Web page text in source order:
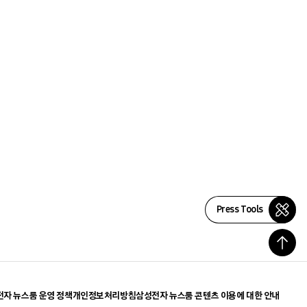
Press Tools
자 뉴스룸 운영 정책개인정보처리방침삼성전자 뉴스룸 콘텐츠 이용에 대한 안내